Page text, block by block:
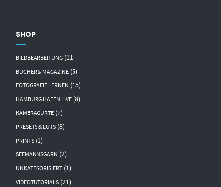
SHOP
BILDBEARBEITUNG (11)
BÜCHER & MAGAZINE (5)
FOTOGRAFIE LERNEN (15)
HAMBURG HAFEN LIVE (8)
KAMERAGURTE (7)
PRESETS & LUTS (8)
PRINTS (1)
SEEMANNSGARN (2)
UNKATEGORISIERT (1)
VIDEOTUTORIALS (21)